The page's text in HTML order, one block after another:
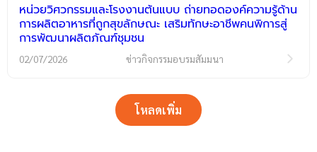
หน่วยวิศวกรรมและโรงงานต้นแบบ ถ่ายทอดองค์ความรู้ด้าน
การผลิตอาหารที่ถูกสุขลักษณะ เสริมทักษะอาชีพคนพิการสู่
การพัฒนาผลิตภัณฑ์ชุมชน
02/07/2026 ข่าวกิจกรรมอบรมสัมมนา
โหลดเพิ่ม